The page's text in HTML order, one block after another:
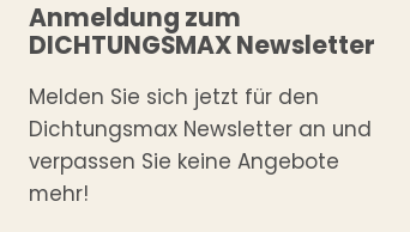
Anmeldung zum
DICHTUNGSMAX Newsletter
Melden Sie sich jetzt für den
Dichtungsmax Newsletter an und
verpassen Sie keine Angebote
mehr!